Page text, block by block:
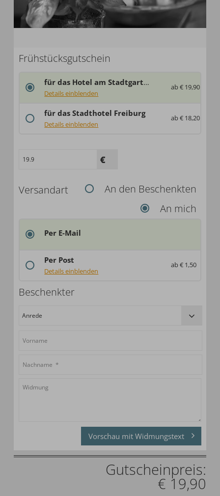
Frühstücksgutschein
ab € 19,90
für das Hotel am Stadtgarten
Details einblenden
...
ab € 18,20
für das Stadthotel Freiburg
Details einblenden
...
Versandart
An den Beschenkten
An mich
Per E-Mail
ab € 1,50
Per Post
Details einblenden
Deutschland: € 1,50
Beschenkter
Vorschau mit Widmungstext
Gutscheinpreis:
€ 19,90